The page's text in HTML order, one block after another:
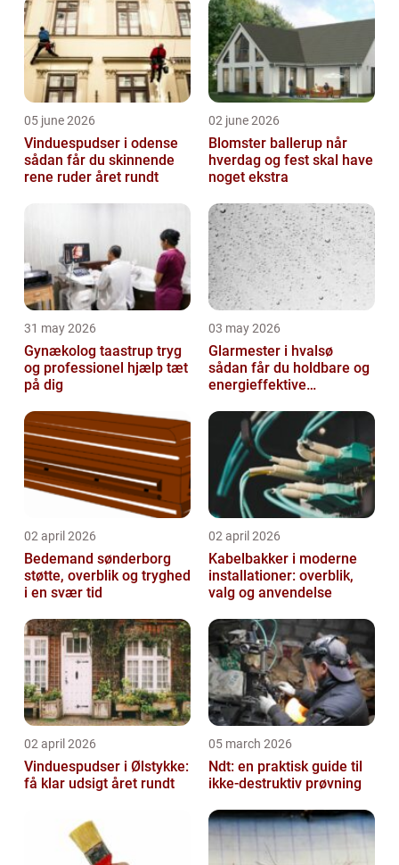
05 june 2026
Vinduespudser i odense
sådan får du skinnende
rene ruder året rundt
02 june 2026
Blomster ballerup når
hverdag og fest skal have
noget ekstra
31 may 2026
Gynækolog taastrup tryg
og professionel hjælp tæt
på dig
03 may 2026
Glarmester i hvalsø
sådan får du holdbare og
energieffektive
02 april 2026
Bedemand sønderborg
støtte, overblik og tryghed
i en svær tid
02 april 2026
Kabelbakker i moderne
installationer: overblik,
valg og anvendelse
02 april 2026
Vinduespudser i Ølstykke:
få klar udsigt året rundt
05 march 2026
Ndt: en praktisk guide til
ikke-destruktiv prøvning